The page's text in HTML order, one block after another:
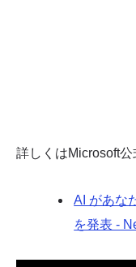
詳しくはMicrosoft公
AI があな
を発表 -